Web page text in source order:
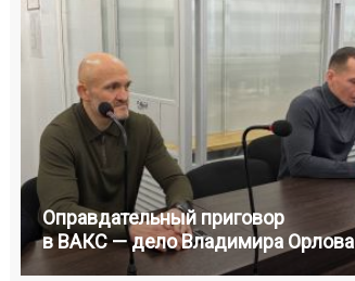
Оправдательный приговор
в ВАКС — дело Владимира Орлова